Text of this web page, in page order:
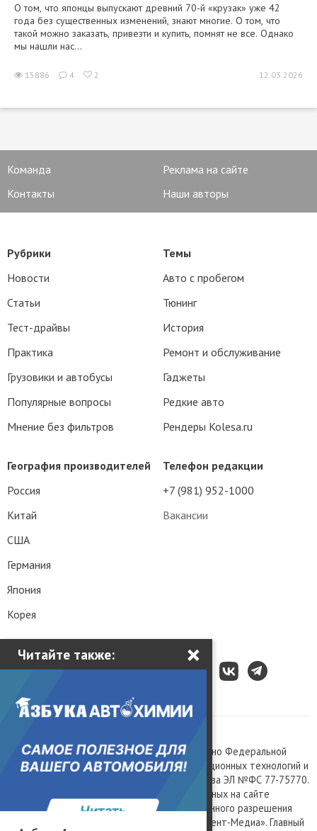
Читайте также: ×
О том, что японцы выпускают древний 70-й «крузак» уже 42
года без существенных изменений, знают многие. О том, что
такой можно заказать, привезти и купить, помнят не все. Однако
мы нашли нас...
15886 4 2 12.03.2026
Команда
Реклама на сайте
Контакты
Наши авторы
Телефон редакции
+7 (981) 952-1000
Вакансии
Рубрики
Новости
Статьи
Тест-драйвы
Практика
Грузовики и автобусы
Популярные вопросы
Мнение без фильтров
Темы
Авто с пробегом
Тюнинг
История
Ремонт и обслуживание
Гаджеты
Редкие авто
Рендеры Kolesa.ru
География производителей
Россия
Китай
США
Германия
Япония
Корея
Сетевое издание «Kolesa.ru», зарегистрировано Федеральной
службой по надзору в сфере связи, информационных технологий и
массовых коммуникаций, номер свидетельства ЭЛ №ФС 77-75770.
Любое использование материалов, размещенных на сайте
www.kolesa.ru, допускается только с письменного разрешения
правообладателя. Учредитель ООО «Президент-Медиа». Главный